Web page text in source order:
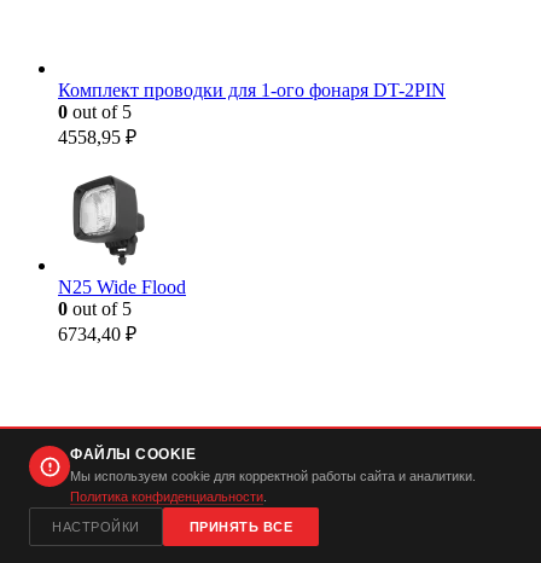
Комплект проводки для 1-ого фонаря DT-2PIN
0 out of 5
4558,95 ₽
N25 Wide Flood
0 out of 5
6734,40 ₽
ФАЙЛЫ COOKIE
Мы используем cookie для корректной работы сайта и аналитики.
Политика конфиденциальности
НАСТРОЙКИ ПРИНЯТЬ ВСЕ